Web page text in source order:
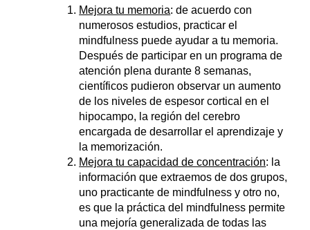
Mejora tu memoria: de acuerdo con
numerosos estudios, practicar el
mindfulness puede ayudar a tu memoria.
Después de participar en un programa de
atención plena durante 8 semanas,
científicos pudieron observar un aumento
de los niveles de espesor cortical en el
hipocampo, la región del cerebro
encargada de desarrollar el aprendizaje y
la memorización.
Mejora tu capacidad de concentración: la
información que extraemos de dos grupos,
uno practicante de mindfulness y otro no,
es que la práctica del mindfulness permite
una mejoría generalizada de todas las